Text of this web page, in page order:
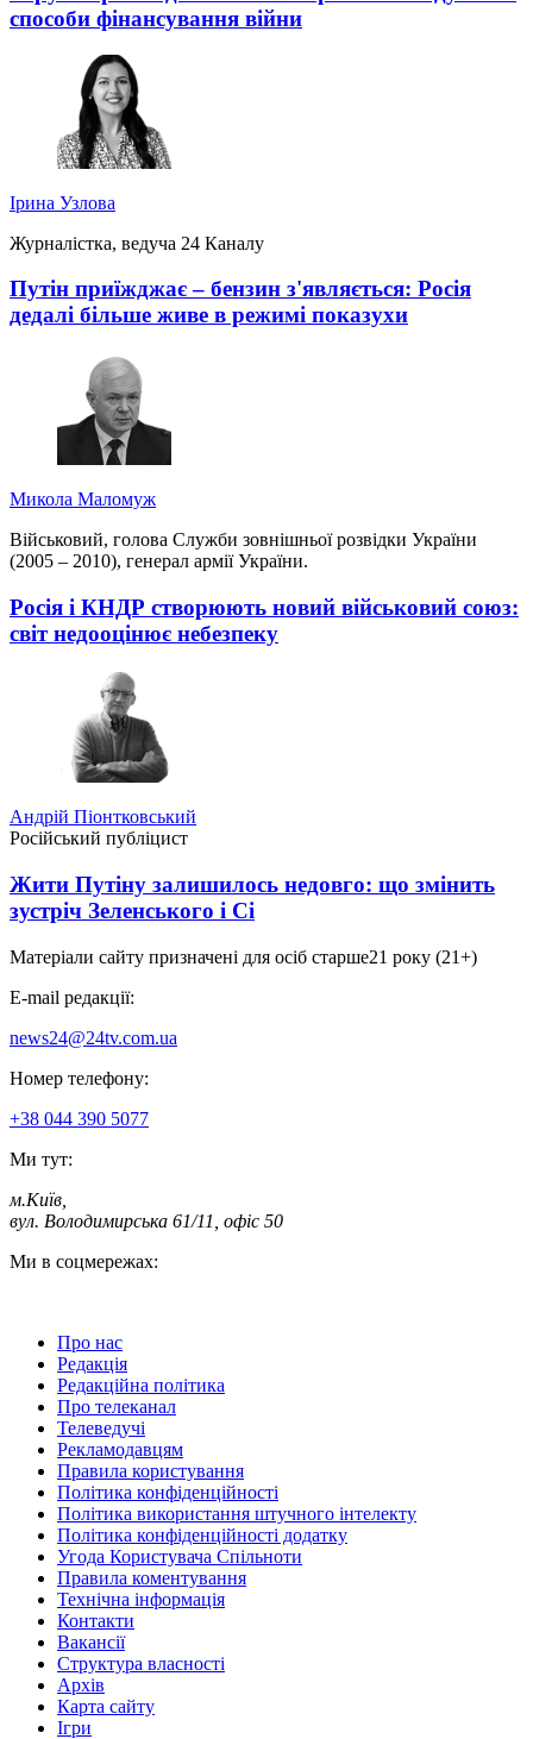
способи фінансування війни
Ірина Узлова
Журналістка, ведуча 24 Каналу
Путін приїжджає – бензин з'являється: Росія
дедалі більше живе в режимі показухи
Микола Маломуж
Військовий, голова Служби зовнішньої розвідки України
(2005 – 2010), генерал армії України.
Росія і КНДР створюють новий військовий союз:
світ недооцінює небезпеку
Андрій Піонтковський
Російський публіцист
Жити Путіну залишилось недовго: що змінить
зустріч Зеленського і Сі
Матеріали сайту призначені для осіб старше21 року (21+)
E-mail редакції:
news24@24tv.com.ua
Номер телефону:
+38 044 390 5077
Ми тут:
м.Київ
вул. Володимирська 61/11, офіс 50
Ми в соцмережах:
Про нас
Редакція
Редакційна політика
Про телеканал
Телеведучі
Рекламодавцям
Правила користування
Політика конфіденційності
Політика використання штучного інтелекту
Політика конфіденційності додатку
Угода Користувача Спільноти
Правила коментування
Технічна інформація
Контакти
Вакансії
Структура власності
Архів
Карта сайту
Ігри